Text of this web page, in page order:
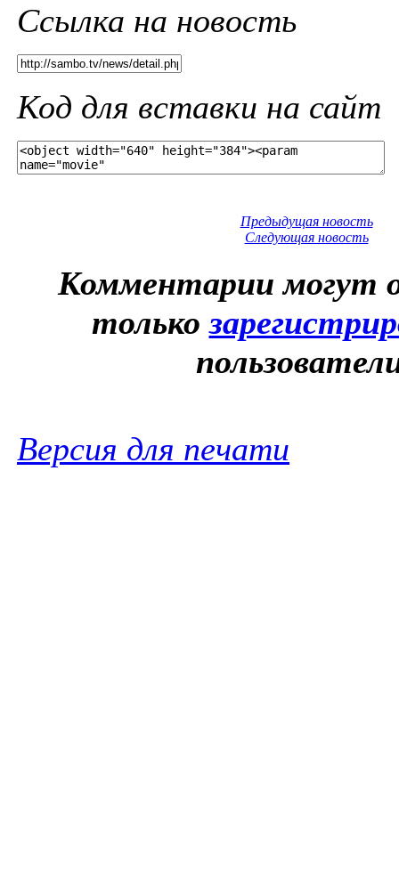
Ссылка на новость
Код для вставки на сайт
Предыдущая новость
Следующая новость
Комментарии могут
только
Версия для печати